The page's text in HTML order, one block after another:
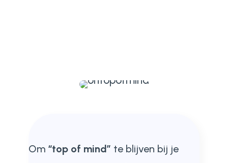
Om “top of mind” te blijven bij je